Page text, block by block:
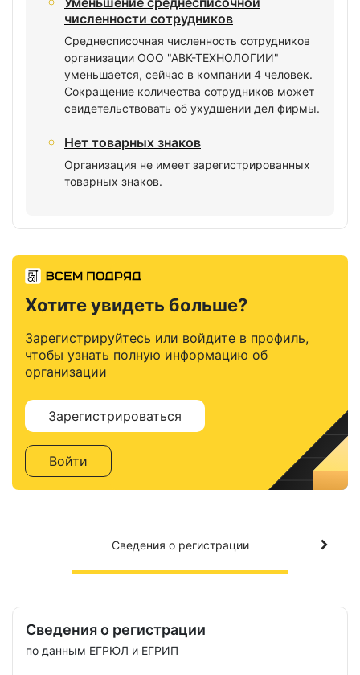
численности сотрудников
Среднесписочная численность сотрудников
организации ООО "АВК-ТЕХНОЛОГИИ"
уменьшается, сейчас в компании 4 человек.
Сокращение количества сотрудников может
свидетельствовать об ухудшении дел фирмы.
Нет товарных знаков
Организация не имеет зарегистрированных
товарных знаков.
Хотите увидеть больше?
Зарегистрируйтесь или войдите в профиль,
чтобы узнать полную информацию об
организации
Зарегистрироваться
Войти
Сведения о регистрации
Сведения о регистрации
по данным ЕГРЮЛ и ЕГРИП